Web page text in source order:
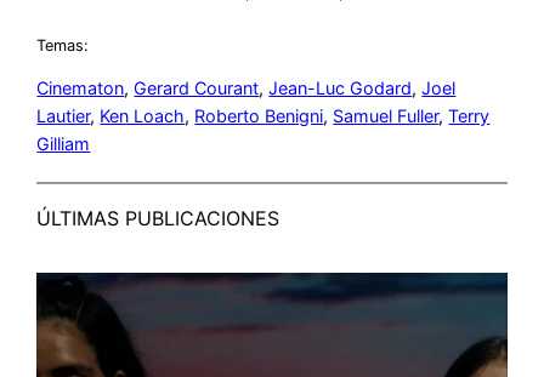
Temas:
Cinematon, Gerard Courant, Jean-Luc Godard, Joel
Lautier, Ken Loach, Roberto Benigni, Samuel Fuller, Terry
Gilliam
ÚLTIMAS PUBLICACIONES